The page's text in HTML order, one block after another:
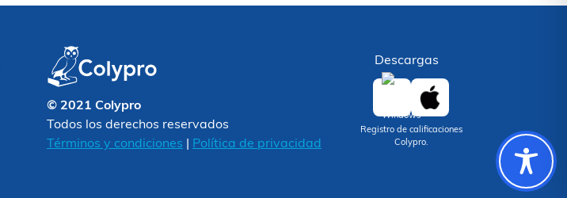
© 2021 Colypro
Todos los derechos reservados
Términos y condiciones
Política de privacidad
Descargas
Registro de calificaciones
Colypro.